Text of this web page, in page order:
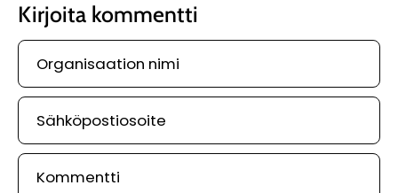
Kirjoita kommentti
Organisaation
nimi
Sähköpostiosoite
Kommentti